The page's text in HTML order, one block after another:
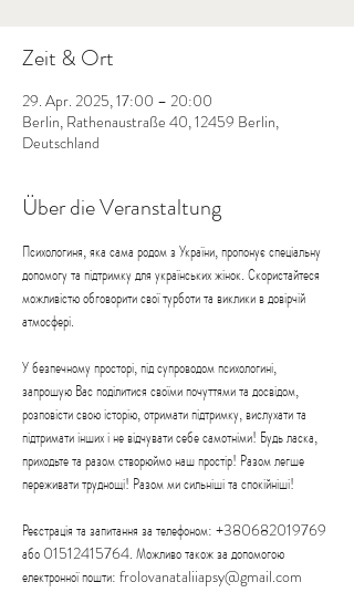
Zeit & Ort
29. Apr. 2025, 17:00 – 20:00
Berlin, Rathenaustraße 40, 12459 Berlin,
Deutschland
Über die Veranstaltung
Психологиня, яка сама родом з України, пропонує спеціальну
допомогу та підтримку для українських жінок. Скористайтеся
можливістю обговорити свої турботи та виклики в довірчій
атмосфері.
У безпечному просторі, під супроводом психологині,
запрошую Вас поділитися своїми почуттями та досвідом,
розповісти свою історію, отримати підтримку, вислухати та
підтримати інших і не відчувати себе самотніми! Будь ласка,
приходьте та разом створюймо наш простір! Разом легше
переживати труднощі! Разом ми сильніші та спокійніші!
Реєстрація та запитання за телефоном: +380682019769
або 01512415764. Можливо також за допомогою
електронної пошти: frolovanataliiapsy@gmail.com